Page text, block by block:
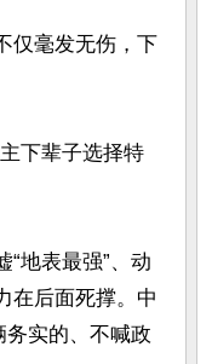
仅毫发无伤，下
下辈子选择特
地表最强”、动
在后面死撑。中
务实的、不喊政